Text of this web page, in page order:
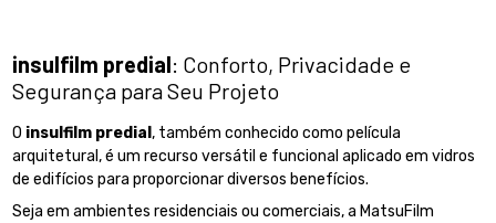
insulfilm predial: Conforto, Privacidade e
Segurança para Seu Projeto
O insulfilm predial, também conhecido como película
arquitetural, é um recurso versátil e funcional aplicado em vidros
de edifícios para proporcionar diversos benefícios.
Seja em ambientes residenciais ou comerciais, a MatsuFilm